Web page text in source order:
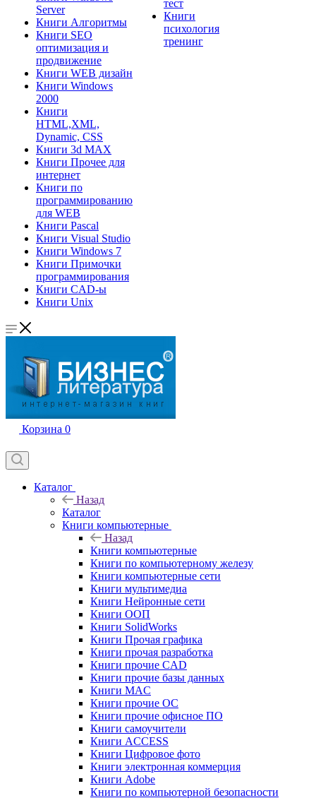
Server
Книги Алгоритмы
Книги SEO
оптимизация и
продвижение
Книги WEB дизайн
Книги Windows
2000
Книги
HTML,XML,
Dynamic, CSS
Книги 3d MAX
Книги Прочее для
интернет
Книги по
программированию
для WEB
Книги Pascal
Книги Visual Studio
Книги Windows 7
Книги Примочки
программирования
Книги CAD-ы
Книги Unix
тест
Книги
психология
тренинг
Корзина 0
Каталог
Назад
Каталог
Книги компьютерные
Назад
Книги компьютерные
Книги по компьютерному железу
Книги компьютерные сети
Книги мультимедиа
Книги Нейронные сети
Книги ООП
Книги SolidWorks
Книги Прочая графика
Книги прочая разработка
Книги прочие CAD
Книги прочие базы данных
Книги MAC
Книги прочие ОС
Книги прочие офисное ПО
Книги самоучители
Книги ACCESS
Книги Цифровое фото
Книги электронная коммерция
Книги Adobe
Книги по компьютерной безопасности